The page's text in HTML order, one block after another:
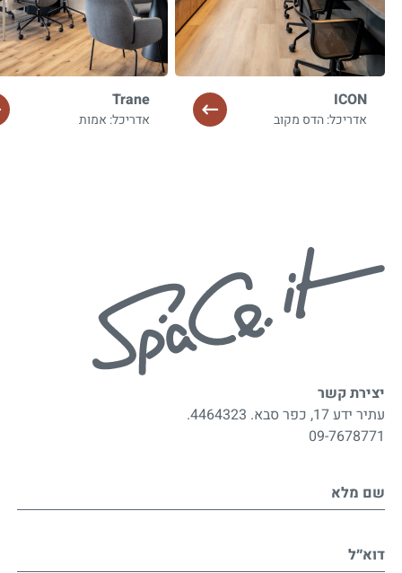
ICON
אדריכל: הדס מקוב
Trane
אדריכל: אמות
יצירת קשר
עתיר ידע 17, כפר סבא. 4464323.
09-7678771
שם מלא
דוא״ל